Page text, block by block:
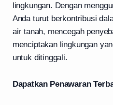
lingkungan. Dengan
Anda turut berkontribusi
air tanah, mencegah
menciptakan lingkungan
untuk ditinggali.
Dapatkan Penawaran